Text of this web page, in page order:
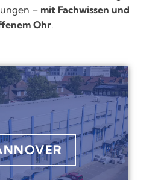
– mit Fachwissen und
Ohr.